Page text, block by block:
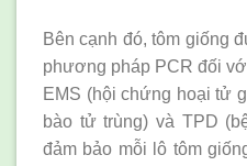
Bên cạnh đó, tôm giống
phương pháp PCR đối
EMS (hội chứng hoại tử
bào tử trùng) và TPD
đảm bảo mỗi lô tôm